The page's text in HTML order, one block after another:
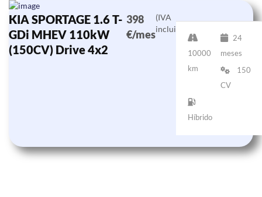
KIA SPORTAGE 1.6 T-
GDi MHEV 110kW
(150CV) Drive 4x2
398
€/mes
(IVA
incluido)
10000
km
24
meses
150
CV
Híbrido